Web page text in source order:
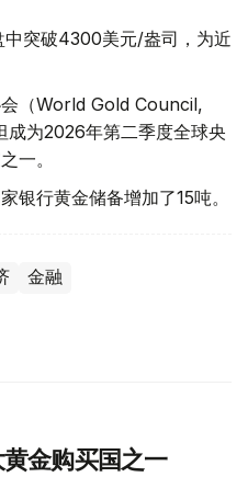
突破4300美元/盎司，为近
会（World Gold Council,
成为2026年第二季度全球央
一。
银行黄金储备增加了15吨。
金融
金购买国之一